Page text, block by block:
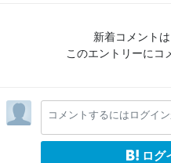
新着コメント
このエントリーにコ
コメントするにはログイ
ログ